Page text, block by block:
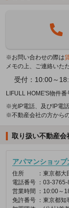
※お問い合わせの際は
メモの上、ご連絡いた
受付：10:00～
LIFULL HOME'S物件
※光IP電話、及びIP電
※不動産会社の方から
取り扱い不動産会
アパマンショッ
住所
：東京都
電話番号 ：03-3765-
営業時間
：10:00～
免許番号 ：東京都